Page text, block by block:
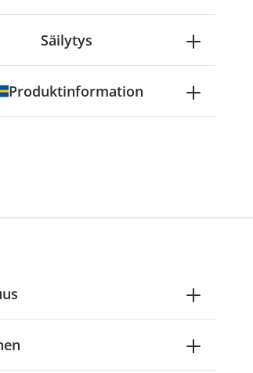
Säilytys
Produktinformation